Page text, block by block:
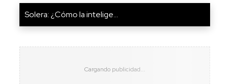
Solera: ¿Cómo la intelige...